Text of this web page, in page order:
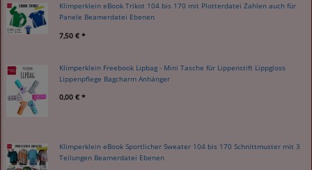
Klimperklein eBook Trikot 104 bis 170 mit Plotterdatei Zahlen auch für
Panele Beamerdatei Ebenen
7,50 € *
Klimperklein Freebook Lipbag - Mini Tasche für Lippenstift Lippgloss
Lippenpflege Bagcharm Anhänger
0,00 € *
Klimperklein eBook Sportlicher Sweater 104 bis 170 Schnittmuster mit 3
Teilungen Beamerdatei Ebenen